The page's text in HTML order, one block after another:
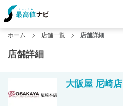
ホーム 店舗一覧 店舗詳細
店舗詳細
大阪屋 尼崎店